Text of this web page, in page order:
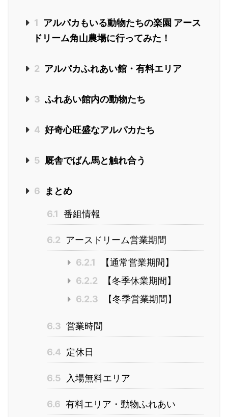
1 アルパカもいる動物たちの楽園 アース
ドリーム角山農場に行ってみた！
2 アルパカふれあい館・有料エリア
3 ふれあい館内の動物たち
4 好奇心旺盛なアルパカたち
5 厩舎でばん馬と触れ合う
6 まとめ
6.1 番組情報
6.2 アースドリーム営業期間
6.2.1
【通常営業期間】
6.2.2
【冬季休業期間】
6.2.3
【冬季営業期間】
6.3 営業時間
6.4 定休日
6.5 入場無料エリア
6.6 有料エリア・動物ふれあい